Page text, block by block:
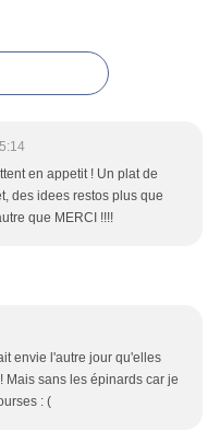
en appetit ! Un plat de
des idees restos plus que
que MERCI !!!!
envie l'autre jour qu'elles
Mais sans les épinards car je
: (